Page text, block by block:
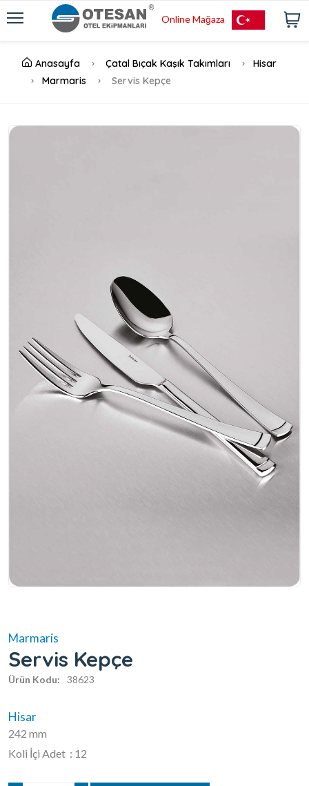
Online Mağaza
Anasayfa Çatal Bıçak Kaşık Takımları
Hisar
Marmaris
Servis Kepçe
Marmaris
Servis Kepçe
Ürün Kodu: 38623
Hisar
242 mm
Koli İçi Adet : 12